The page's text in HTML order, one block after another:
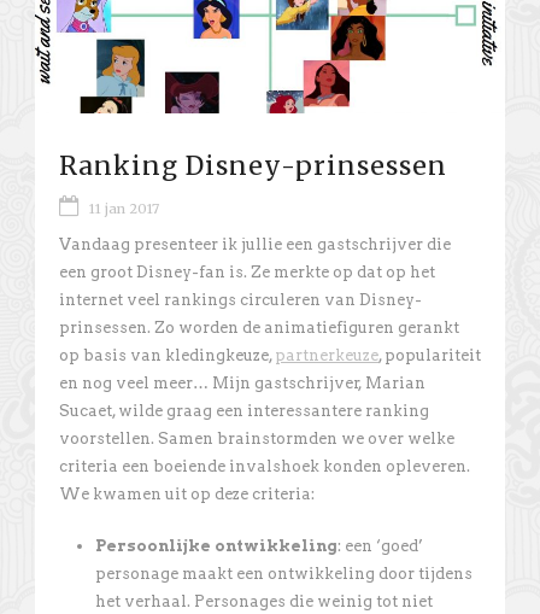
Ranking Disney-prinsessen
11 jan 2017
Vandaag presenteer ik jullie een gastschrijver die
een groot Disney-fan is. Ze merkte op dat op het
internet veel rankings circuleren van Disney-
prinsessen. Zo worden de animatiefiguren gerankt
op basis van kledingkeuze, partnerkeuze, populariteit
en nog veel meer… Mijn gastschrijver, Marian
Sucaet, wilde graag een interessantere ranking
voorstellen. Samen brainstormden we over welke
criteria een boeiende invalshoek konden opleveren.
We kwamen uit op deze criteria:
Persoonlijke ontwikkeling: een ‘goed’
personage maakt een ontwikkeling door tijdens
het verhaal. Personages die weinig tot niet